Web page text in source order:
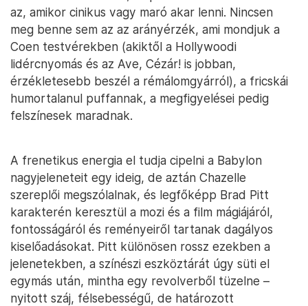
az, amikor cinikus vagy maró akar lenni. Nincsen
meg benne sem az az arányérzék, ami mondjuk a
Coen testvérekben (akiktől a Hollywoodi
lidércnyomás és az Ave, Cézár! is jobban,
érzékletesebb beszél a rémálomgyárról), a fricskái
humortalanul puffannak, a megfigyelései pedig
felszínesek maradnak.
A frenetikus energia el tudja cipelni a Babylon
nagyjeleneteit egy ideig, de aztán Chazelle
szereplői megszólalnak, és legfőképp Brad Pitt
karakterén keresztül a mozi és a film mágiájáról,
fontosságáról és reményeiről tartanak dagályos
kiselőadásokat. Pitt különösen rossz ezekben a
jelenetekben, a színészi eszköztárát úgy süti el
egymás után, mintha egy revolverből tüzelne –
nyitott száj, félsebességű, de határozott